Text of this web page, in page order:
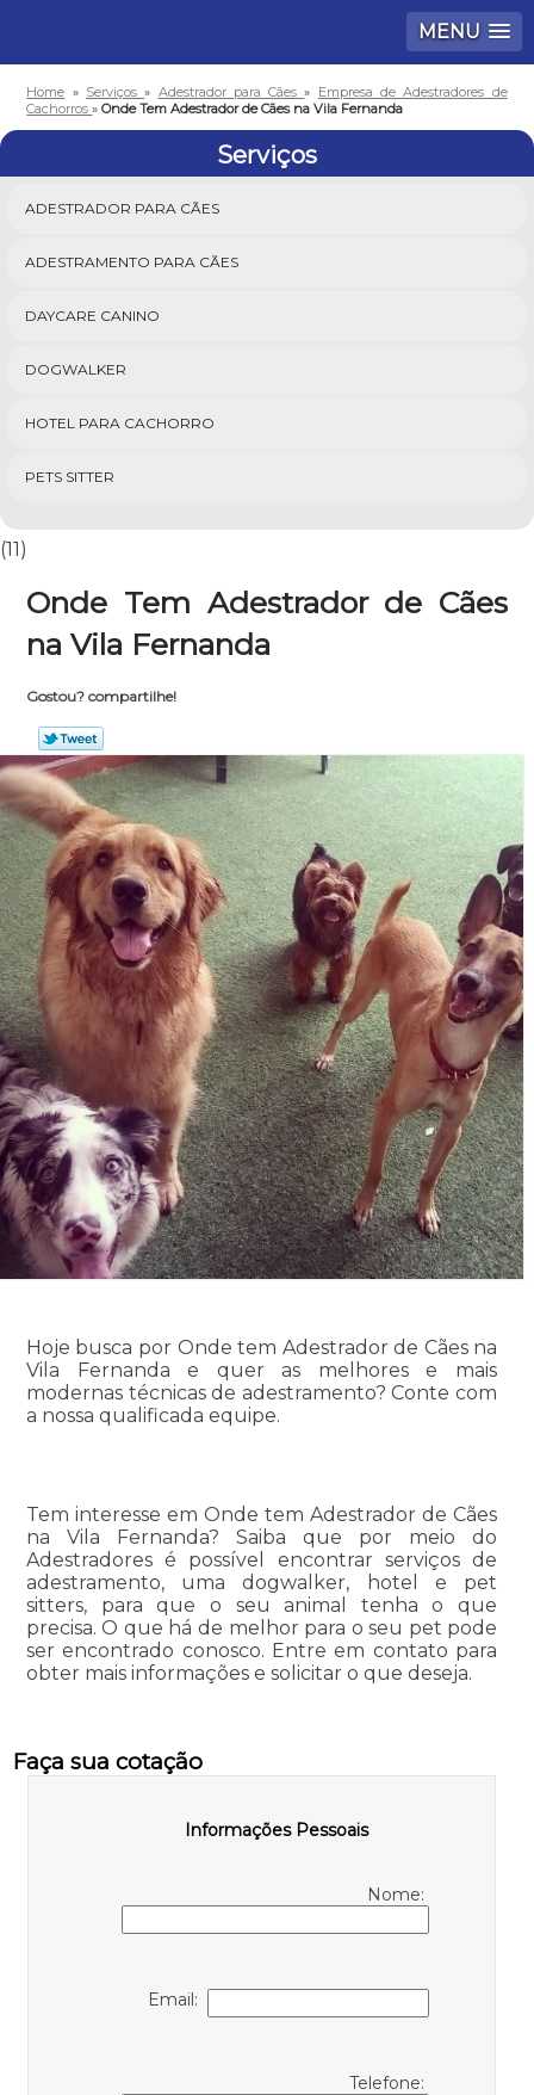
MENU
Home » Serviços» Adestrador para Cães» Empresa de Adestradores de
Cachorros»Onde Tem Adestrador de Cães na Vila Fernanda
Serviços
ADESTRADOR PARA CÃES
ADESTRAMENTO PARA CÃES
DAYCARE CANINO
DOGWALKER
HOTEL PARA CACHORRO
PETS SITTER
(11)
Onde Tem Adestrador de Cães
na Vila Fernanda
Gostou? compartilhe!
Hoje busca por Onde tem Adestrador de Cães na
Vila Fernanda e quer as melhores e mais
modernas técnicas de adestramento? Conte com
a nossa qualificada equipe.
Tem interesse em Onde tem Adestrador de Cães
na Vila Fernanda? Saiba que por meio do
Adestradores é possível encontrar serviços de
adestramento, uma dogwalker, hotel e pet
sitters, para que o seu animal tenha o que
precisa. O que há de melhor para o seu pet pode
ser encontrado conosco. Entre em contato para
obter mais informações e solicitar o que deseja.
Faça sua cotação
Informações Pessoais
Nome:
Email:
Telefone: